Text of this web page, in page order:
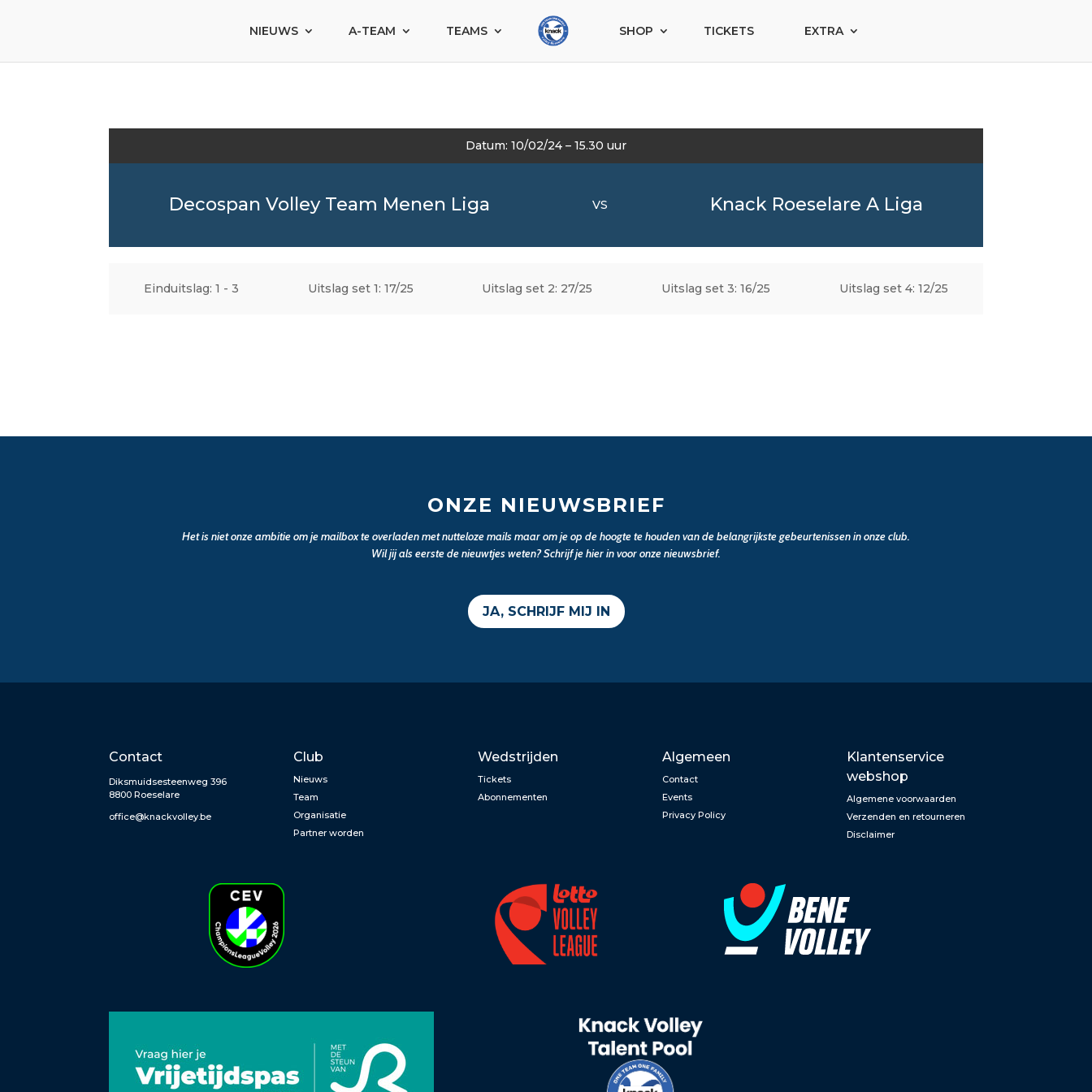
NIEUWS A-TEAM TEAMS SHOP TICKETS EXTRA
Datum: 10/02/24 – 15.30 uur
Decospan Volley Team Menen Liga VS Knack Roeselare A Liga
Einduitslag: 1 - 3 Uitslag set 1: 17/25 Uitslag set 2: 27/25 Uitslag set 3: 16/25 Uitslag set 4: 12/25
ONZE NIEUWSBRIEF
Het is niet onze ambitie om je mailbox te overladen met nutteloze mails maar om je op de hoogte te houden van de belangrijkste gebeurtenissen in onze club.
Wil jij als eerste de nieuwtjes weten? Schrijf je hier in voor onze nieuwsbrief.
JA, SCHRIJF MIJ IN
Contact
Diksmuidsesteenweg 396
8800 Roeselare
office@knackvolley.be
Club
Nieuws
Team
Organisatie
Partner worden
Wedstrijden
Tickets
Abonnementen
Algemeen
Contact
Events
Privacy Policy
Klantenservice
webshop
Algemene voorwaarden
Verzenden en retourneren
Disclaimer